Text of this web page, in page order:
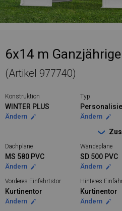
6x14 m
(Artikel 977740)
Konstruktion
WINTER PLUS
Ändern
Typ
Ändern
Dachplane
MS 580 PVC
Ändern
Wändeplane
SD 500 PVC
Ändern
Vorderes Einfahrtstor
Kurtinentor
Ändern
Hinteres
Kurtinentor
Ändern